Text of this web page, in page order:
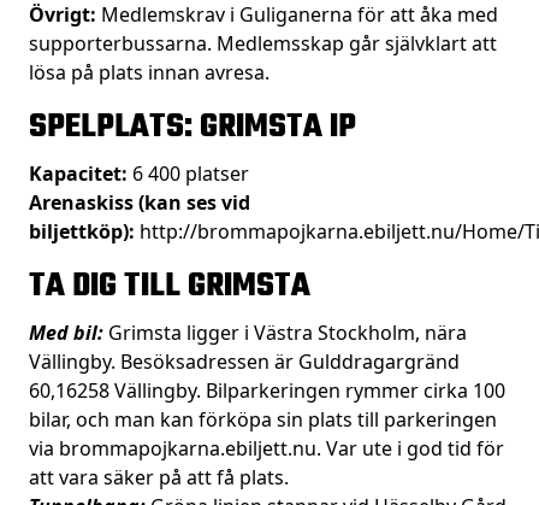
Övrigt: Medlemskrav i Guliganerna för att åka med
supporterbussarna. Medlemsskap går självklart att
lösa på plats innan avresa.
SPELPLATS: GRIMSTA IP
Kapacitet: 6 400 platser
Arenaskiss (kan ses vid
biljettköp): http://brommapojkarna.ebiljett.nu/Home/
TA DIG TILL GRIMSTA
Med bil: Grimsta ligger i Västra Stockholm, nära
Vällingby. Besöksadressen är Gulddragargränd
60,16258 Vällingby. Bilparkeringen rymmer cirka 100
bilar, och man kan förköpa sin plats till parkeringen
via brommapojkarna.ebiljett.nu. Var ute i god tid för
att vara säker på att få plats.